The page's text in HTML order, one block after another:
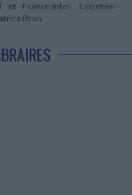
et France-Inter. Entretien
Brun.